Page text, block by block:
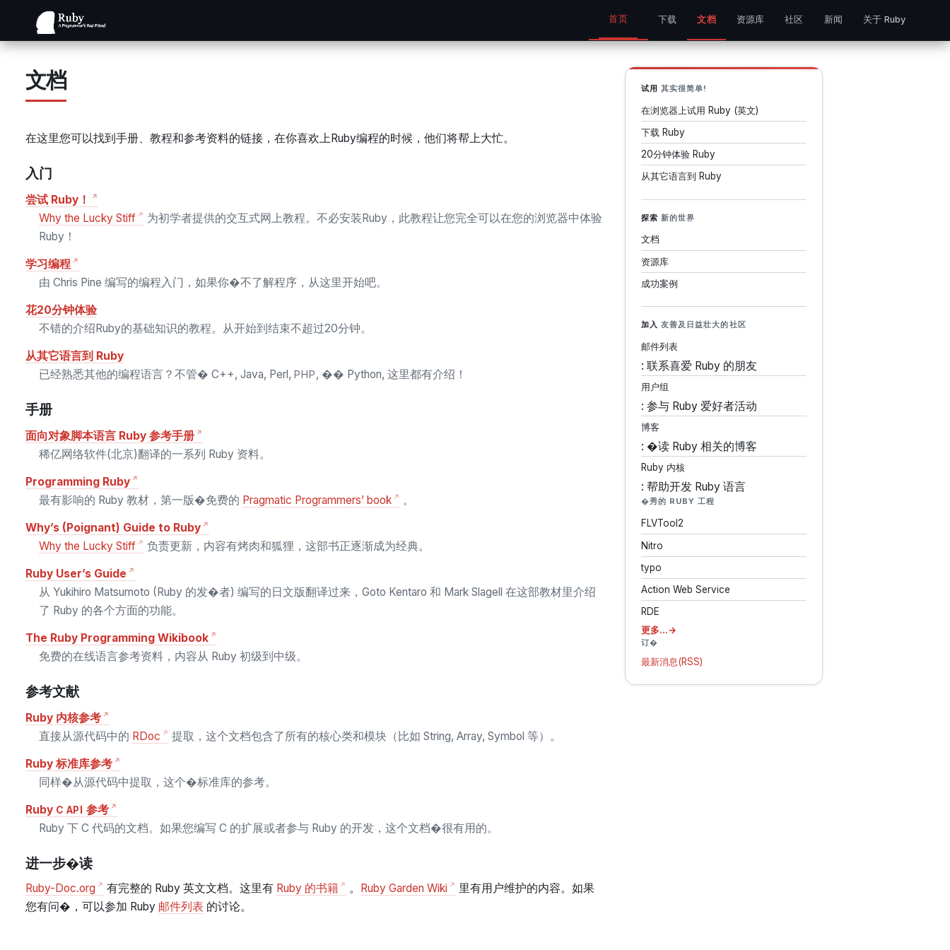
首页 下载 文档 资源库 社区 新闻 关于 Ruby
文档
在这里您可以找到手册、教程和参考资料的链接，在你喜欢上Ruby编程的时候，他们将帮上大忙。
入门
尝试 Ruby！
Why the Lucky Stiff
为初学者提供的交互式网上教程。不必安装Ruby，此教程让您完全可以在您的浏览器中体验
Ruby！
学习编程
由 Chris Pine 编写的编程入门，如果你�不了解程序，从这里开始吧。
花20分钟体验
不错的介绍Ruby的基础知识的教程。从开始到结束不超过20分钟。
从其它语言到 Ruby
已经熟悉其他的编程语言？不管� C++, Java, Perl,PHP, �� Python, 这里都有介绍！
手册
面向对象脚本语言 Ruby 参考手册
稀亿网络软件(北京)翻译的一系列 Ruby 资料。
Programming Ruby
最有影响的 Ruby 教材，第一版�免费的 Pragmatic Programmers’ book 。
Why’s (Poignant) Guide to Ruby
Why the Lucky Stiff
负责更新，内容有烤肉和狐狸，这部书正逐渐成为经典。
Ruby User’s Guide
从 Yukihiro Matsumoto (Ruby 的发�者) 编写的日文版翻译过来，Goto Kentaro 和 Mark Slagell 在这部教材里介绍
了 Ruby 的各个方面的功能。
The Ruby Programming Wikibook
免费的在线语言参考资料，内容从 Ruby 初级到中级。
参考文献
Ruby 内核参考
直接从源代码中的 RDoc 提取，这个文档包含了所有的核心类和模块（比如 String, Array, Symbol 等）。
Ruby 标准库参考
同样�从源代码中提取，这个�标准库的参考。
Ruby C API
参考
Ruby 下 C 代码的文档。如果您编写 C 的扩展或者参与 Ruby 的开发，这个文档�很有用的。
进一步�读
Ruby-Doc.org 有完整的 Ruby 英文文档。这里有 Ruby 的书籍 。 Ruby Garden Wiki
里有用户维护的内容。如果
您有问�，可以参加 Ruby 邮件列表 的讨论。
试用 其实很简单!
在浏览器上试用 Ruby (英文)
下载 Ruby
20分钟体验 Ruby
从其它语言到 Ruby
探索 新的世界
文档
资源库
成功案例
加入 友善及日益壮大的社区
邮件列表
: 联系喜爱 Ruby 的朋友
用户组
: 参与 Ruby 爱好者活动
博客
: �读 Ruby 相关的博客
Ruby 内核
: 帮助开发 Ruby 语言
�秀的 RUBY 工程
FLVTool2
Nitro
typo
Action Web Service
RDE
更多...
订�
最新消息(RSS)